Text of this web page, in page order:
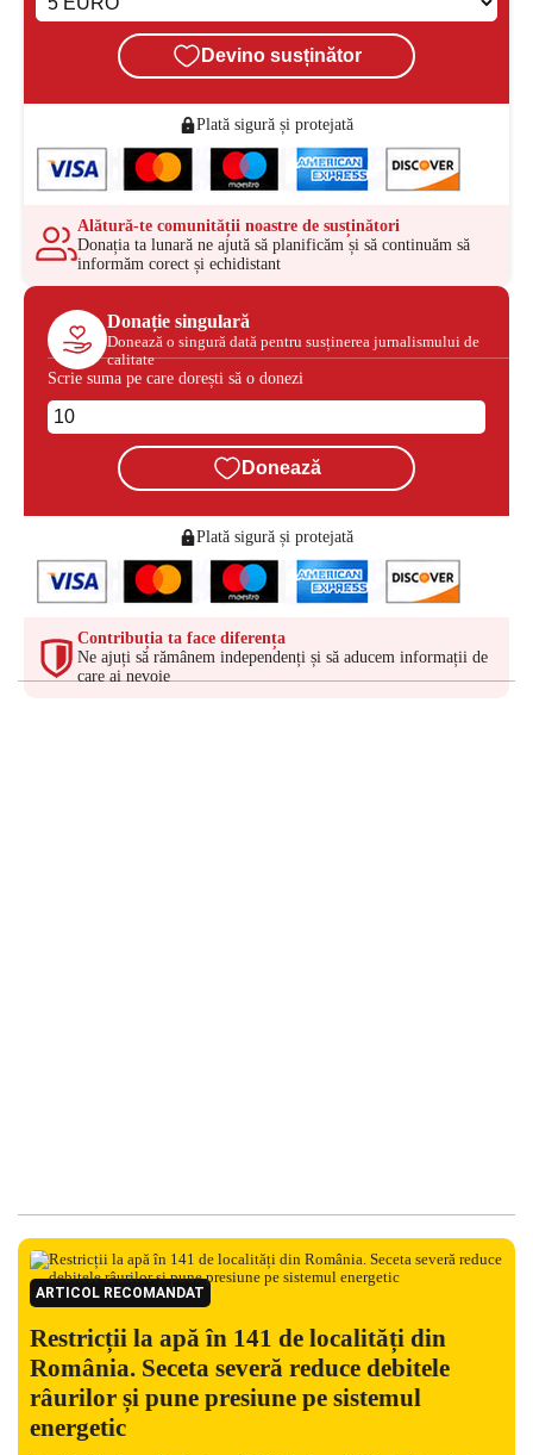
Devino susținător
Plată sigură și protejată
Alătură-te comunității noastre de susținători
Donația ta lunară ne ajută să planificăm și să continuăm să
informăm corect și echidistant
Donație singulară
Donează o singură dată pentru susținerea jurnalismului de
calitate
Scrie suma pe care dorești să o donezi
Donează
Plată sigură și protejată
Contribuția ta face diferența
Ne ajuți să rămânem independenți și să aducem informații de
care ai nevoie
ARTICOL RECOMANDAT
Restricții la apă în 141 de localități din
România. Seceta severă reduce debitele
râurilor și pune presiune pe sistemul
energetic